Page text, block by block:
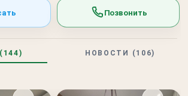
Позвонить
НОВОСТИ (106)